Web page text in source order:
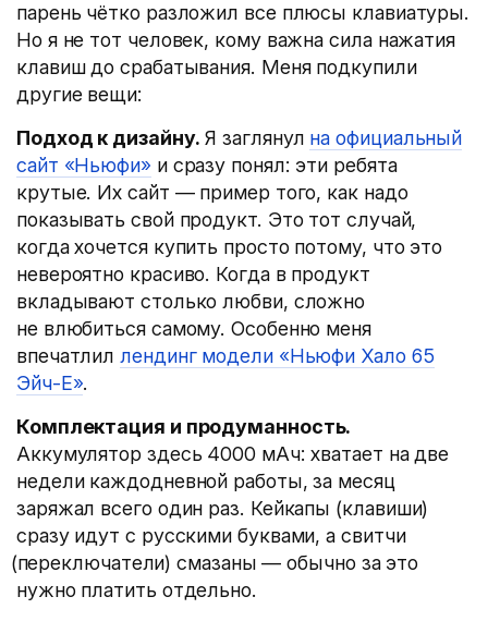
парень чётко разложил все плюсы клавиатуры.
Но я не тот человек, кому важна сила нажатия
клавиш до срабатывания. Меня подкупили
другие вещи:
Подход к дизайну. Я заглянул на официальный
сайт «Ньюфи» и сразу понял: эти ребята
крутые. Их сайт — пример того, как надо
показывать свой продукт. Это тот случай,
когда хочется купить просто потому, что это
невероятно красиво. Когда в продукт
вкладывают столько любви, сложно
не влюбиться самому. Особенно меня
впечатлиллендинг модели «Ньюфи Хало 65
Эйч-Е».
Комплектация и продуманность.
Аккумулятор здесь 4000 мАч: хватает на две
недели каждодневной работы, за месяц
заряжал всего один раз. Кейкапы (клавиши)
сразу идут с русскими буквами, а свитчи
(переключатели) смазаны — обычно за это
нужно платить отдельно.